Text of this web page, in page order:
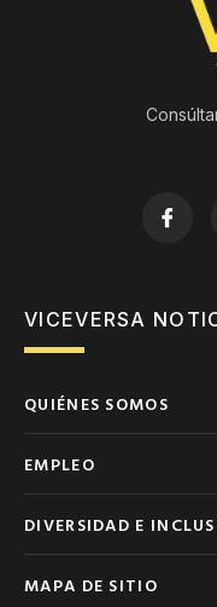
VICEVERSA
QUIÉNES SOMOS
EMPLEO
DIVERSIDAD E
MAPA DE SITIO